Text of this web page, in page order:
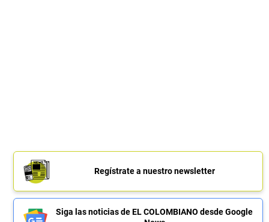
Regístrate a nuestro newsletter
Siga las noticias de EL COLOMBIANO desde Google